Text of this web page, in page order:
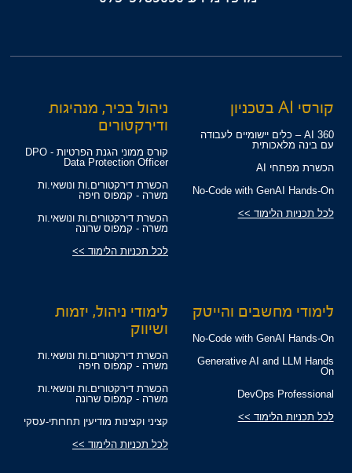
קורסי AI בטכניון
360 AI – כלים יישומיים לעבודה
עם בינה מלאכותית
הכשרת מפתחי AI
No-Code with GenAI Hands-On
לכל תכניות הלימוד >>
ניהול בכיר, מנהיגות
ודירקטורים
קורס ממוני הגנת הפרטיות - DPO
Data Protection Officer
הכשרת דירקטורים.ות ונושאי.ות
משרה - קמפוס חיפה
הכשרת דירקטורים.ות ונושאי.ות
משרה - קמפוס שרונה
לכל תכניות הלימוד >>
לימודי מחשבים והייטק
No-Code with GenAI Hands-On
Generative AI and LLM Hands
On
DevOps Professional
לכל תכניות הלימוד >>
לימודי ניהול, יזמות
ושיווק
הכשרת דירקטורים.ות ונושאי.ות
משרה - קמפוס חיפה
הכשרת דירקטורים.ות ונושאי.ות
משרה - קמפוס שרונה
קציני וקצינות מודיעין תחרותי-עסקי
לכל תכניות הלימוד >>